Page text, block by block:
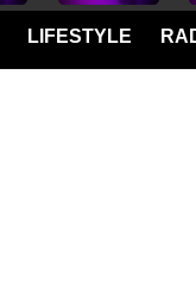
LIFESTYLE